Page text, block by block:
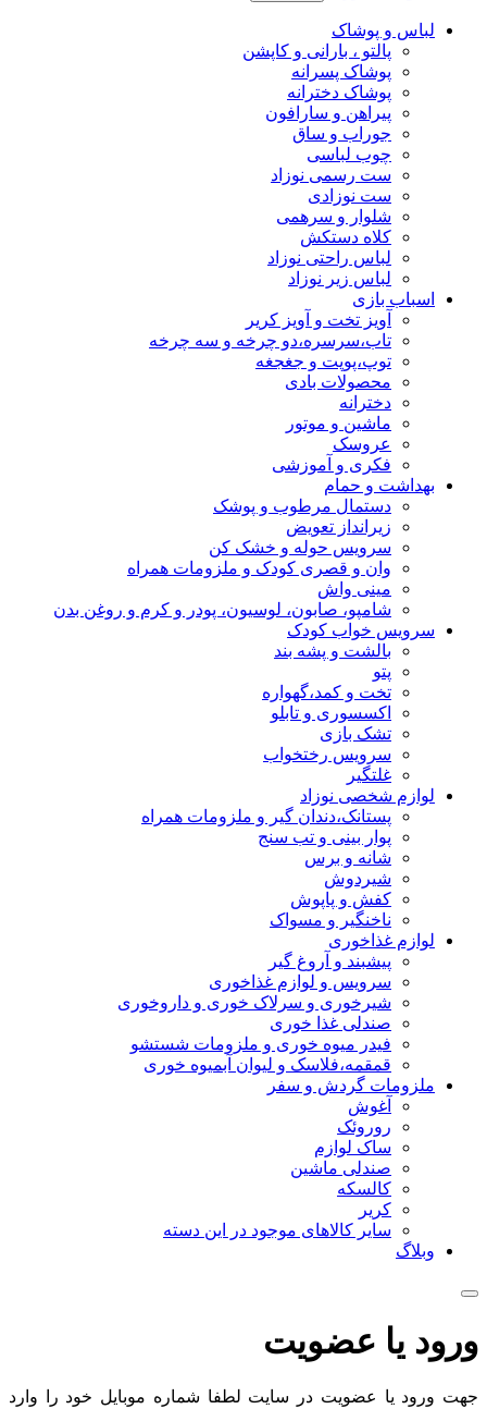
لباس و پوشاک
پالتو ، بارانی و کاپشن
پوشاک پسرانه
پوشاک دخترانه
پیراهن و سارافون
جوراب و ساق
چوب لباسی
ست رسمی نوزاد
ست نوزادی
شلوار و سرهمی
کلاه دستکش
لباس راحتی نوزاد
لباس زیر نوزاد
اسباب بازی
آویز تخت و آویز کریر
تاب،سرسره،دو چرخه و سه چرخه
توپ،پوپت و جغجغه
محصولات بادی
دخترانه
ماشین و موتور
عروسک
فکری و آموزشی
بهداشت و حمام
دستمال مرطوب و پوشک
زیرانداز تعویض
سرویس حوله و خشک کن
وان و قصری کودک و ملزومات همراه
مینی واش
شامپو، صابون، لوسیون، پودر و کرم و روغن بدن
سرویس خواب کودک
بالشت و پشه بند
پتو
تخت و کمد،گهواره
اکسسوری و تابلو
تشک بازی
سرویس رختخواب
غلتگیر
لوازم شخصی نوزاد
پستانک،دندان گیر و ملزومات همراه
پوار بینی و تب سنج
شانه و برس
شیردوش
کفش و پاپوش
ناخنگیر و مسواک
لوازم غذاخوری
پیشبند و آروغ گیر
سرویس و لوازم غذاخوری
شیرخوری و سرلاک خوری و داروخوری
صندلی غذا خوری
فیدر میوه خوری و ملزومات شستشو
قمقمه،فلاسک و لیوان آبمیوه خوری
ملزومات گردش و سفر
آغوش
روروئک
ساک لوازم
صندلی ماشین
کالسکه
کریر
سایر کالاهای موجود در این دسته
وبلاگ
ورود یا عضویت
جهت ورود یا عضویت در سایت لطفا شماره موبایل خود را وارد